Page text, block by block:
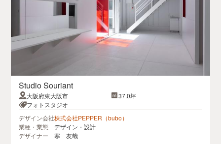
Studio Souriant
大阪府東大阪市
37.0坪
フォトスタジオ
デザイン会社株式会社PEPPER（bubo）
業種・業態
デザイン・設計
デザイナー
寒 友哉